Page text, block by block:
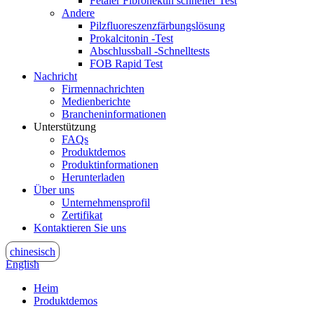
Andere
Pilzfluoreszenzfärbungslösung
Prokalcitonin -Test
Abschlussball -Schnelltests
FOB Rapid Test
Nachricht
Firmennachrichten
Medienberichte
Brancheninformationen
Unterstützung
FAQs
Produktdemos
Produktinformationen
Herunterladen
Über uns
Unternehmensprofil
Zertifikat
Kontaktieren Sie uns
chinesisch
English
Heim
Produktdemos